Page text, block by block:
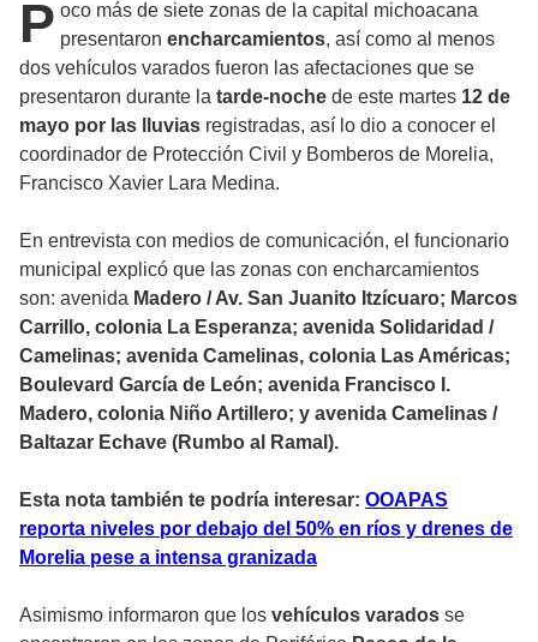
P oco más de siete zonas de la capital michoacana
presentaron encharcamientos, así como al menos
dos vehículos varados fueron las afectaciones que se
presentaron durante la tarde-noche de este martes 12 de
mayo por las lluvias registradas, así lo dio a conocer el
coordinador de Protección Civil y Bomberos de Morelia,
Francisco Xavier Lara Medina.
En entrevista con medios de comunicación, el funcionario
municipal explicó que las zonas con encharcamientos
son: avenida Madero / Av. San Juanito Itzícuaro; Marcos
Carrillo, colonia La Esperanza; avenida Solidaridad /
Camelinas; avenida Camelinas, colonia Las Américas;
Boulevard García de León; avenida Francisco I.
Madero, colonia Niño Artillero; y avenida Camelinas /
Baltazar Echave (Rumbo al Ramal).
Esta nota también te podría interesar: OOAPAS
reporta niveles por debajo del 50% en ríos y drenes de
Morelia pese a intensa granizada
Asimismo informaron que los vehículos varados se